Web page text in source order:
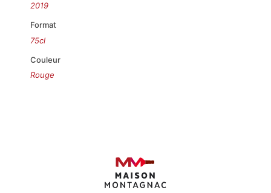
2019
Format
75cl
Couleur
Rouge